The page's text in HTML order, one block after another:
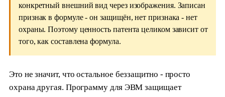
конкретный внешний вид через изображения. Записан
признак в формуле - он защищён, нет признака - нет
охраны. Поэтому ценность патента целиком зависит от
того, как составлена формула.
Это не значит, что остальное беззащитно - просто
охрана другая. Программу для ЭВМ защищает